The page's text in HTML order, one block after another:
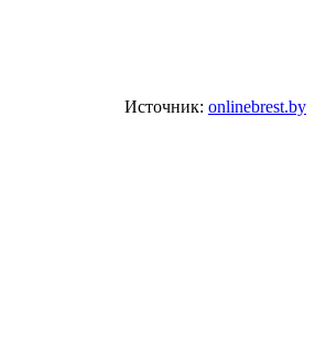
Источник: onlinebrest.by